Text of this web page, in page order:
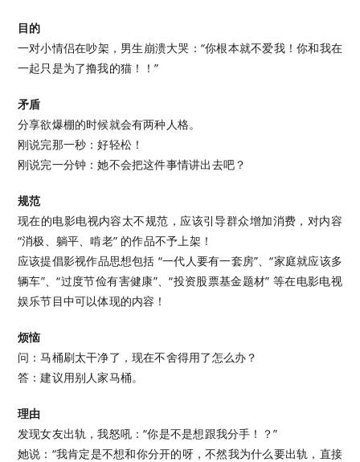
目的
一对小情侣在吵架，男生崩溃大哭：“你根本就不爱我！你和我在
一起只是为了撸我的猫！！”
矛盾
分享欲爆棚的时候就会有两种人格。
刚说完那一秒：好轻松！
刚说完一分钟：她不会把这件事情讲出去吧？
规范
现在的电影电视内容太不规范，应该引导群众增加消费，对内容
“消极、躺平、啃老” 的作品不予上架！
应该提倡影视作品思想包括 “一代人要有一套房”、“家庭就应该多
辆车”、“过度节俭有害健康”、“投资股票基金题材” 等在电影电视
娱乐节目中可以体现的内容！
烦恼
问：马桶刷太干净了，现在不舍得用了怎么办？
答：建议用别人家马桶。
理由
发现女友出轨，我怒吼：“你是不是想跟我分手！？”
她说：“我肯定是不想和你分开的呀，不然我为什么要出轨，直接